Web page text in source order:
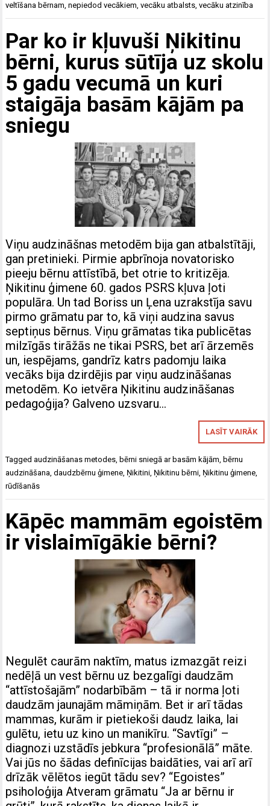
veltīšana bērnam,nepiedod vecākiem,vecāku atbalsts,vecāku atzinība
Par ko ir kļuvuši Ņikitinu
bērni, kurus sūtīja uz skolu
5 gadu vecumā un kuri
staigāja basām kājām pa
sniegu
Viņu audzināšnas metodēm bija gan atbalstītāji,
gan pretinieki. Pirmie apbrīnoja novatorisko
pieeju bērnu attīstībā, bet otrie to kritizēja.
Ņikitinu ģimene 60. gados PSRS kļuva ļoti
populāra. Un tad Boriss un Ļena uzrakstīja savu
pirmo grāmatu par to, kā viņi audzina savus
septiņus bērnus. Viņu grāmatas tika publicētas
milzīgās tirāžās ne tikai PSRS, bet arī ārzemēs
un, iespējams, gandrīz katrs padomju laika
vecāks bija dzirdējis par viņu audzināšanas
metodēm. Ko ietvēra Ņikitinu audzināšanas
pedagoģija? Galveno uzsvaru…
LASĪT VAIRĀK
Taggedaudzināšanas metodes ,bērni sniegā ar basām kājām ,bērnu
audzināšana ,daudzbērnu ģimene Ņikitini Ņikitinu bērni Ņikitinu ģimene
rūdīšanās
Kāpēc mammām egoistēm
ir vislaimīgākie bērni?
Negulēt caurām naktīm, matus izmazgāt reizi
nedēļā un vest bērnu uz bezgalīgi daudzām
“attīstošajām” nodarbībām – tā ir norma ļoti
daudzām jaunajām māmiņām. Bet ir arī tādas
mammas, kurām ir pietiekoši daudz laika, lai
gulētu, ietu uz kino un manikīru. “Savtīgi” –
diagnozi uzstādīs jebkura “profesionālā” māte.
Vai jūs no šādas definīcijas baidāties, vai arī arī
drīzāk vēlētos iegūt tādu sev? “Egoistes”
psiholoģija Atveram grāmatu “Ja ar bērnu ir